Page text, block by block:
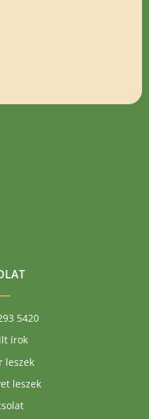
5420
írok
leszek
leszek